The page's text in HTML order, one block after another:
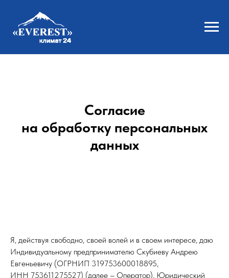
Согласие
на обработку персональных
данных
Я, действуя свободно, своей волей и в своем интересе, даю
Индивидуальному предпринимателю Скубиеву Андрею
Евгеньевичу (ОГРНИП 319753600018895,
ИНН 753611275527) (далее – Оператор), Юридический